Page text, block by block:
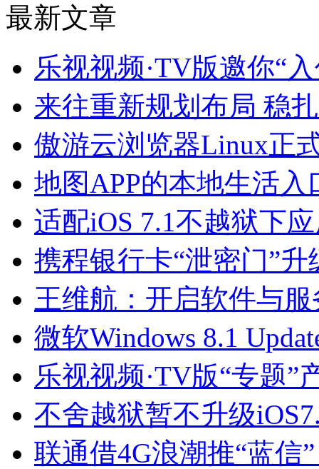
最新文章
乐视视频·TV版邀你“
来往重新规划布局 稳
傲游云浏览器Linux正
地图APP的本地生活入
适配iOS 7.1不越狱下
携程银行卡“泄密门”
王维航：开启软件与
微软Windows 8.1
乐视视频·TV版“专题”
不舍越狱暂不升级
联通借4G浪潮推“蓝信